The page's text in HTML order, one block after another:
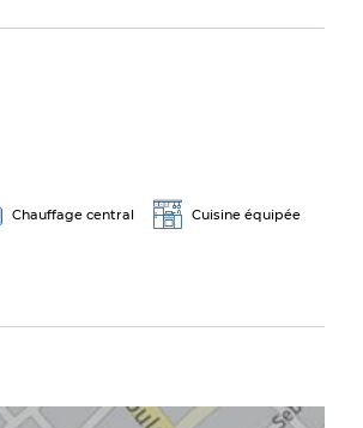
Chauffage central Cuisine équipée